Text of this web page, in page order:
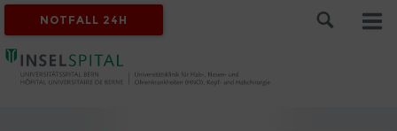
NOTFALL 24H